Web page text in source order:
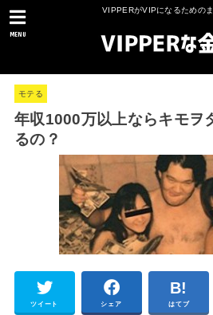
VIPPERがVIPになるための
MENU
モテる
年収1000万以上ならキモヲ
るの？
ツイート シェア はてブ